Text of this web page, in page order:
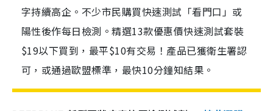
字持續高企。不少市民購買快速測試「看門口」或
陽性後作每日檢測。精選13款優惠價快速測試套裝
$19以下買到，最平$10有交易！產品已獲衛生署認
可，或通過歐盟標準，最快10分鐘知結果。